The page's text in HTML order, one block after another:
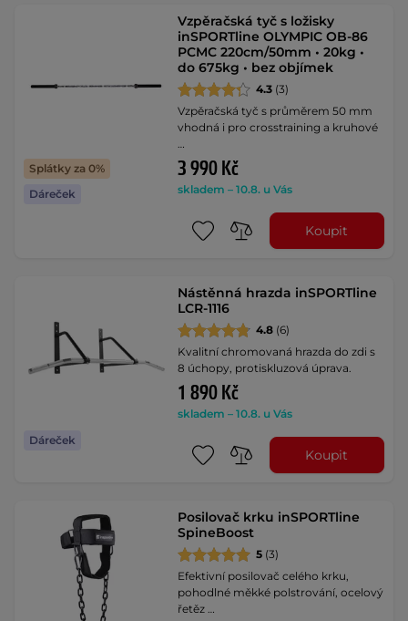
Splátky za 0%
Dáreček
Vzpěračská tyč s ložisky
inSPORTline OLYMPIC OB-86
PCMC 220cm/50mm • 20kg •
do 675kg • bez objímek
4.3 (3)
Vzpěračská tyč s průměrem 50 mm
vhodná i pro crosstraining a kruhové
…
3 990 Kč
skladem – 10.8. u Vás
Koupit
Dáreček
Nástěnná hrazda inSPORTline
LCR-1116
4.8 (6)
Kvalitní chromovaná hrazda do zdi s
8 úchopy, protiskluzová úprava.
1 890 Kč
skladem – 10.8. u Vás
Koupit
Posilovač krku inSPORTline
SpineBoost
5 (3)
Efektivní posilovač celého krku,
pohodlné měkké polstrování, ocelový
řetěz …